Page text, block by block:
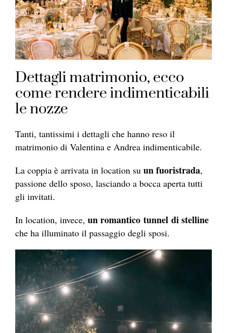
Dettagli matrimonio, ecco
come rendere indimenticabili
le nozze
Tanti, tantissimi i dettagli che hanno reso il
matrimonio di Valentina e Andrea indimenticabile.
La coppia è arrivata in location su un fuoristrada,
passione dello sposo, lasciando a bocca aperta tutti
gli invitati.
In location, invece, un romantico tunnel di stelline
che ha illuminato il passaggio degli sposi.